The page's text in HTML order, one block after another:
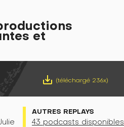
et
save_alt (téléchargé 236x)
AUTRES REPLAYS
43 podcasts disponibles